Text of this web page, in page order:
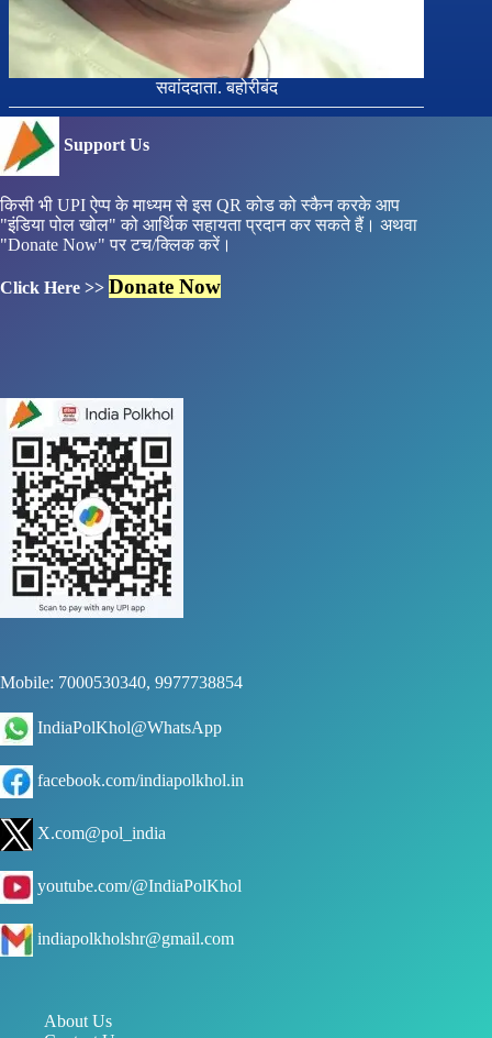
सवांददाता. बहोरीबंद
Support Us
किसी भी UPI ऐप्प के माध्यम से इस QR कोड को स्कैन करके आप
"इंडिया पोल खोल" को आर्थिक सहायता प्रदान कर सकते हैं। अथवा
"Donate Now" पर टच/क्लिक करें।
Click Here >> Donate Now
Mobile: 7000530340, 9977738854
IndiaPolKhol@WhatsApp
facebook.com/indiapolkhol.in
X.com@pol_india
youtube.com/@IndiaPolKhol
indiapolkholshr@gmail.com
About Us